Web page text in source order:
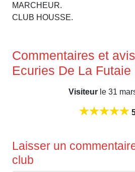
MARCHEUR.
CLUB HOUSSE.
Commentaires et
Ecuries De La Futaie
Visiteur le 31
Laisser un
club